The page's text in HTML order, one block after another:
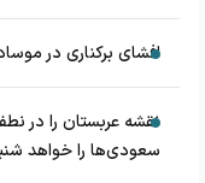
افشای برکناری در
نقشه عربستان را در
سعودی‌ها را خواهد